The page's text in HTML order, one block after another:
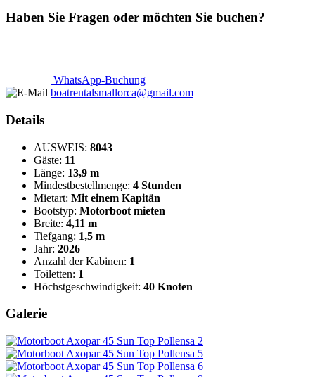
Haben Sie Fragen oder möchten Sie buchen?
WhatsApp-Buchung
boatrentalsmallorca@gmail.com
Details
AUSWEIS: 8043
Gäste: 11
Länge: 13,9 m
Mindestbestellmenge: 4 Stunden
Mietart: Mit einem Kapitän
Bootstyp: Motorboot mieten
Breite: 4,11 m
Tiefgang: 1,5 m
Jahr: 2026
Anzahl der Kabinen: 1
Toiletten: 1
Höchstgeschwindigkeit: 40 Knoten
Galerie